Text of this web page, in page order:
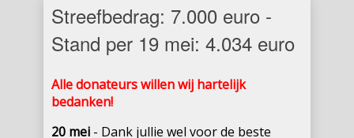
Streefbedrag: 7.000 euro -
Stand per 19 mei: 4.034 euro
Alle donateurs willen wij hartelijk
bedanken!
20 mei - Dank jullie wel voor de beste